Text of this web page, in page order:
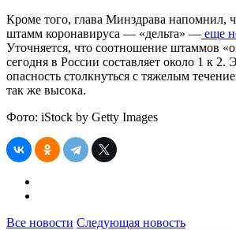
Кроме того, глава Минздрава напомнил,
штамм коронавируса — «дельта» — еще
Уточняется, что соотношение штаммов
сегодня в России составляет около 1 к 2.
опасность столкнуться с тяжелым
так же высока.
Фото: iStock by Getty Images
Все новости Следующая новость